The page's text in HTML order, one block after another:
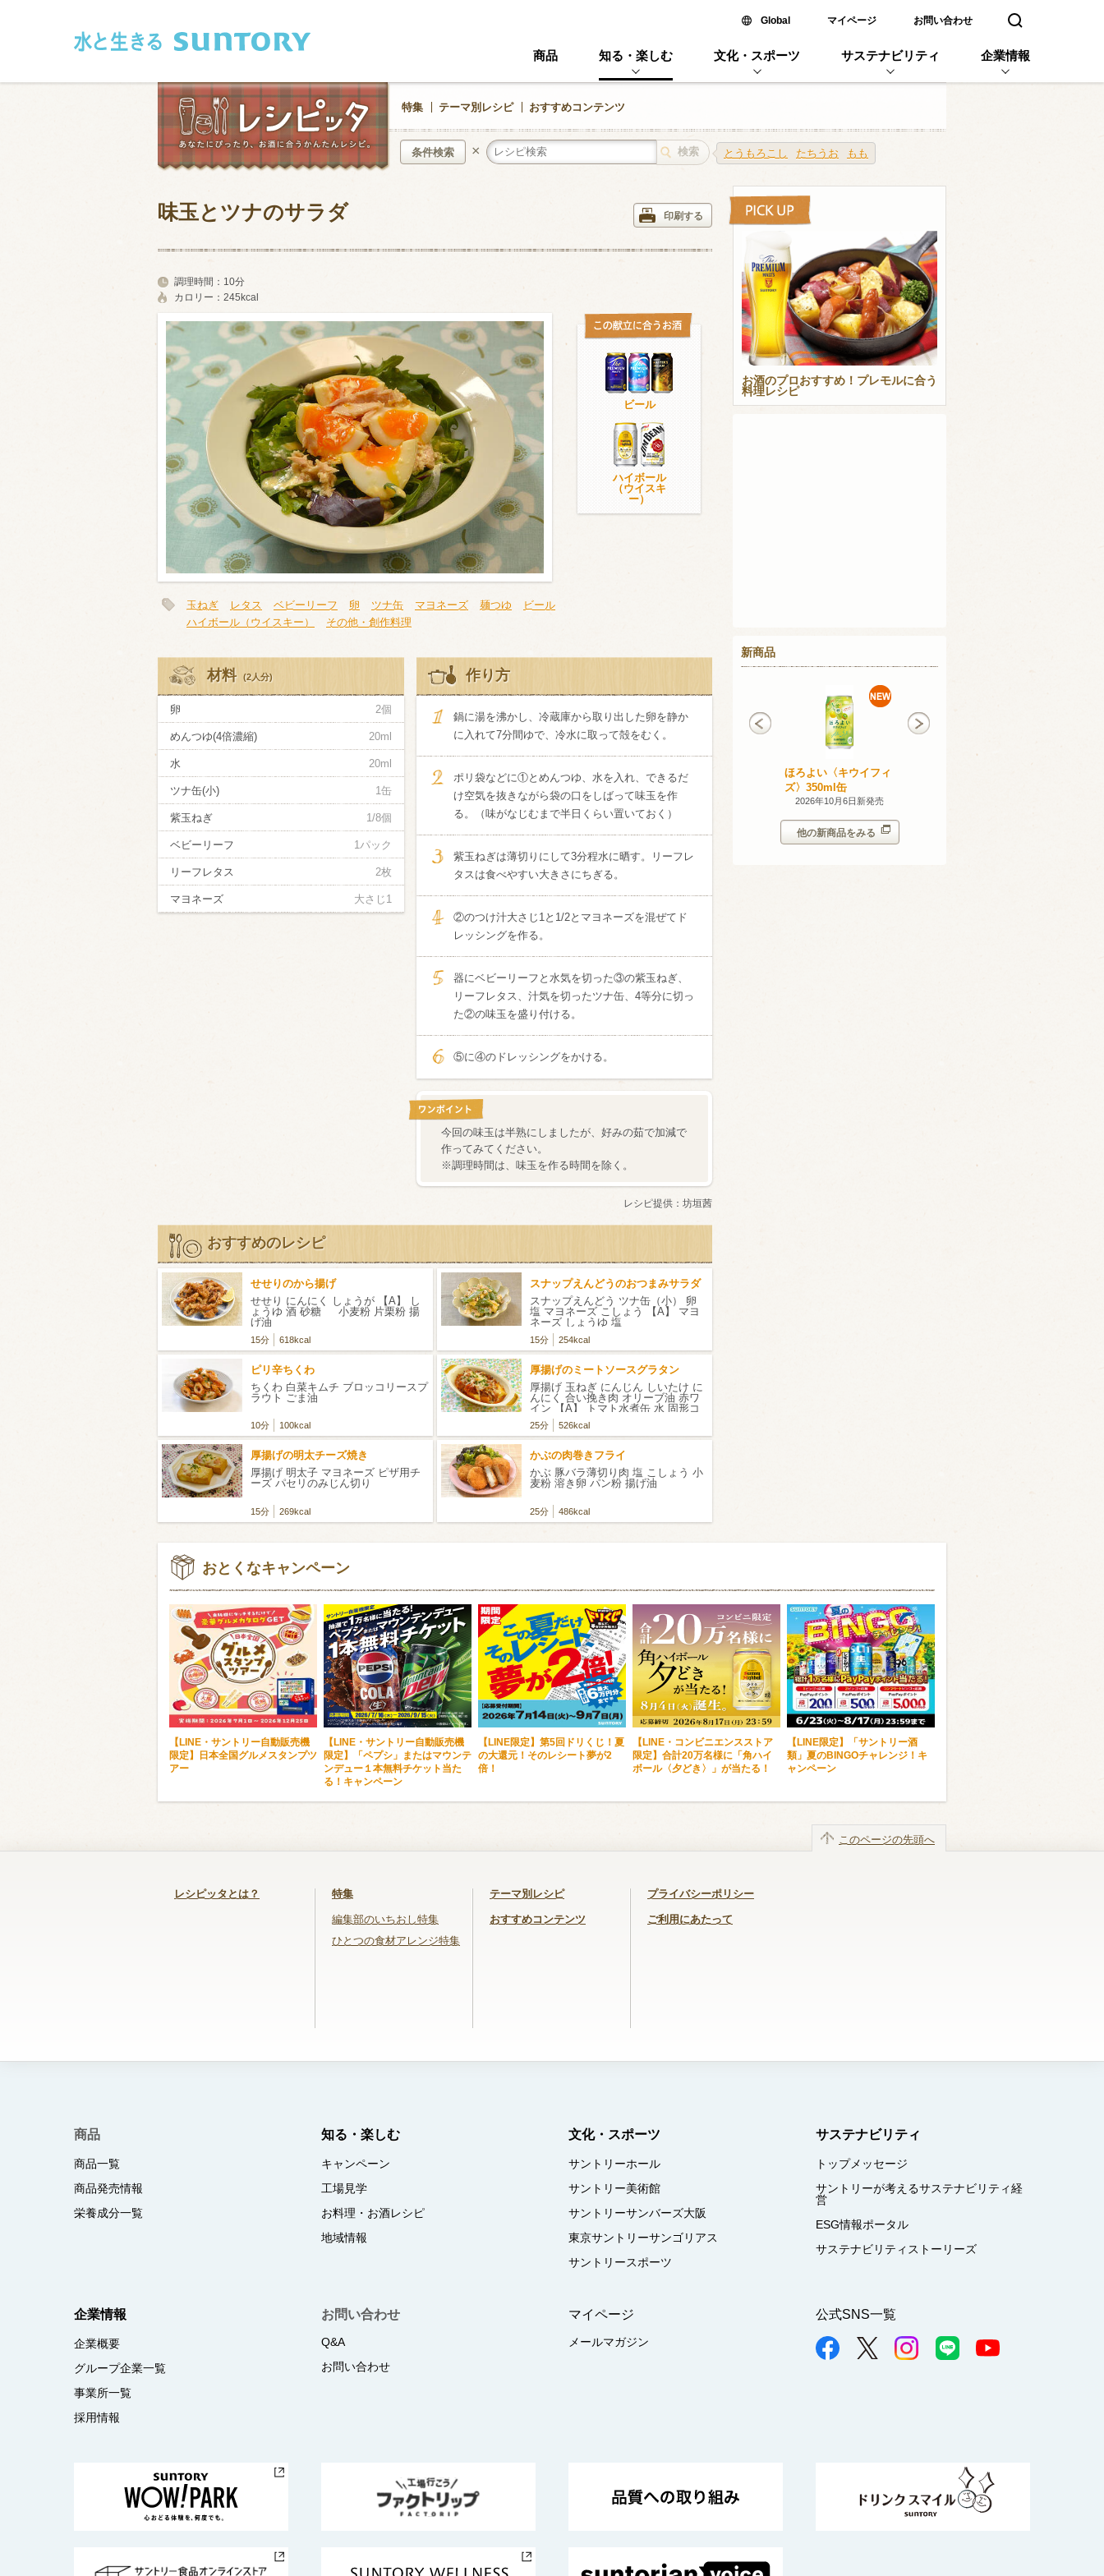
Global新しいウィンドウで開く
マイページ お問い合わせ 検索窓を開く
商品 知る・楽しむ 文化・スポーツ サステナビリティ 企業情報
特集 テーマ別レシピ おすすめコンテンツ
とうもろこし たちうお もも
条件検索 ×
和食 洋食 イタリアン
卵・乳製品 豆腐・豆類 加工食品系 くだもの
お米・麺
類・穀物
その他
ビール ハイボール（ウイスキー） ウイスキー・ブランデー 焼酎
赤ワイン 白ワイン
検索
味玉とツナのサラダ 印刷する
調理時間： 10分
カロリー： 245kcal
ビール
ハイボール
（ウイスキ
ー）
玉ねぎ レタス ベビーリーフ 卵 ツナ缶 マヨネーズ 麺つゆ
ビール
ハイボール（ウイスキー）
その他・創作料理
材料 (2人分)
卵 2個
めんつゆ(4倍濃縮) 20ml
水 20ml
ツナ缶(小) 1缶
紫玉ねぎ 1/8個
ベビーリーフ 1パック
リーフレタス 2枚
マヨネーズ 大さじ1
作り方
鍋に湯を沸かし、冷蔵庫から取り出した卵を静か
に入れて7分間ゆで、冷水に取って殻をむく。
ポリ袋などに①とめんつゆ、水を入れ、できるだ
け空気を抜きながら袋の口をしばって味玉を作
る。（味がなじむまで半日くらい置いておく）
紫玉ねぎは薄切りにして3分程水に晒す。リーフレ
タスは食べやすい大きさにちぎる。
②のつけ汁大さじ1と1/2とマヨネーズを混ぜてド
レッシングを作る。
器にベビーリーフと水気を切った③の紫玉ねぎ、
リーフレタス、汁気を切ったツナ缶、4等分に切っ
た②の味玉を盛り付ける。
⑤に④のドレッシングをかける。
今回の味玉は半熟にしましたが、好みの茹で加減で
作ってみてください。
※調理時間は、味玉を作る時間を除く。
レシピ提供： 坊垣茜
おすすめのレシピ
せせりのから揚げ
せせり にんにく しょうが 【A】 し
ょうゆ 酒 砂糖 小麦粉 片栗粉 揚
げ油
15分 618kcal
スナップえんどうのおつまみサラダ
スナップえんどう ツナ缶（小） 卵
塩 マヨネーズ こしょう 【A】 マヨ
ネーズ しょうゆ 塩
15分 254kcal
ピリ辛ちくわ
ちくわ 白菜キムチ ブロッコリースプ
ラウト ごま油
10分 100kcal
厚揚げのミートソースグラタン
厚揚げ 玉ねぎ にんじん しいたけ に
んにく 合い挽き肉 オリーブ油 赤ワ
イン 【A】 トマト水煮缶 水 固形コ
ンソメの素 塩 こしょう ケチャップ
ローリエ ピザ用チーズ パセリの
みじん切り
25分 526kcal
厚揚げの明太チーズ焼き
厚揚げ 明太子 マヨネーズ ピザ用チ
ーズ パセリのみじん切り
15分 269kcal
かぶの肉巻きフライ
かぶ 豚バラ薄切り肉 塩 こしょう 小
麦粉 溶き卵 パン粉 揚げ油
25分 486kcal
お酒のプロおすすめ！プレモルに合う
料理レシピ
新商品
ほろよい〈キウイフィ
ズ〉350ml缶
2026年10月6日新発売
酸化防止剤無添加のお
いしいワイン。スパー
クリング 〈シークヮー
缶
他の新商品をみる
おとくなキャンペーン
【LINE・サントリー自動販売機
限定】日本全国グルメスタンプツ
アー
【LINE・サントリー自動販売機
限定】「ペプシ」またはマウンテ
ンデュー１本無料チケット当た
る！キャンペーン
【LINE限定】第5回ドリくじ！夏
の大還元！そのレシート夢が2
倍！
【LINE・コンビニエンスストア
限定】合計20万名様に「角ハイ
ボール〈夕どき〉」が当たる！
【LINE限定】「サントリー酒
類」夏のBINGOチャレンジ！キ
ャンペーン
レシピッタとは？ 特集
編集部のいちおし特集
ひとつの食材アレンジ特集
テーマ別レシピ
おすすめコンテンツ
プライバシーポリシー
ご利用にあたって
このページの先頭へ
商品
商品一覧
商品発売情報
栄養成分一覧
知る・楽しむ
キャンペーン
工場見学
お料理・お酒レシピ
地域情報
文化・スポーツ
サントリーホール
サントリー美術館
サントリーサンバーズ大阪
東京サントリーサンゴリアス
サントリースポーツ
サステナビリティ
トップメッセージ
サントリーが考えるサステナビリティ経
営
ESG情報ポータル
サステナビリティストーリーズ
企業情報
企業概要
グループ企業一覧
事業所一覧
採用情報
お問い合わせ
Q&A
お問い合わせ
マイページ
メールマガジン
公式SNS一覧